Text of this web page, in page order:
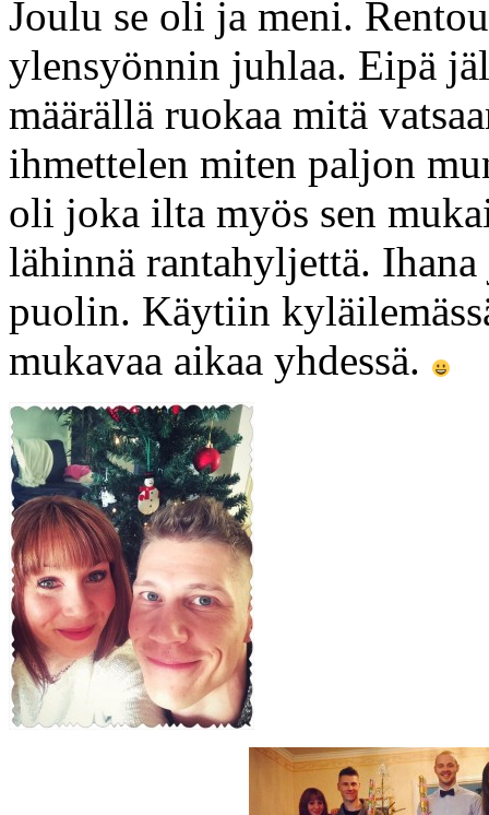
Joulu se oli ja meni.
ylensyönnin juhlaa. Eipä
määrällä ruokaa mitä
ihmettelen miten paljon
oli joka ilta myös sen
lähinnä rantahyljettä.
puolin. Käytiin
mukavaa aikaa yhdessä.